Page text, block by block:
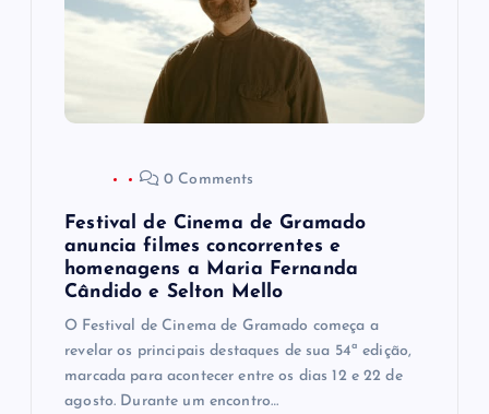
0 Comments
Festival de Cinema de Gramado
anuncia filmes concorrentes e
homenagens a Maria Fernanda
Cândido e Selton Mello
O Festival de Cinema de Gramado começa a
revelar os principais destaques de sua 54ª edição,
marcada para acontecer entre os dias 12 e 22 de
agosto. Durante um encontro…